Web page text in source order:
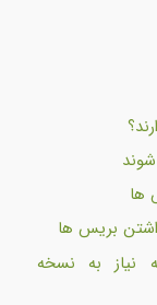
ها
بریس ها
نیاز به نسخه